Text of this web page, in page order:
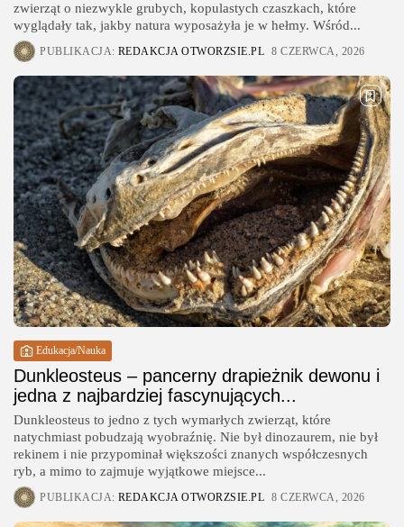
zwierząt o niezwykle grubych, kopulastych czaszkach, które
wyglądały tak, jakby natura wyposażyła je w hełmy. Wśród...
PUBLIKACJA: REDAKCJA OTWORZSIE.PL 8 CZERWCA, 2026
Edukacja/Nauka
Dunkleosteus – pancerny drapieżnik dewonu i
jedna z najbardziej fascynujących...
Dunkleosteus to jedno z tych wymarłych zwierząt, które
natychmiast pobudzają wyobraźnię. Nie był dinozaurem, nie był
rekinem i nie przypominał większości znanych współczesnych
ryb, a mimo to zajmuje wyjątkowe miejsce...
PUBLIKACJA: REDAKCJA OTWORZSIE.PL 8 CZERWCA, 2026